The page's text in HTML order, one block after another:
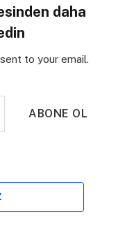
daha
to your email.
ABONE OL